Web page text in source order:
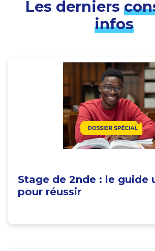
Les derniers
infos
Stage de 2nde : le guide
pour réussir